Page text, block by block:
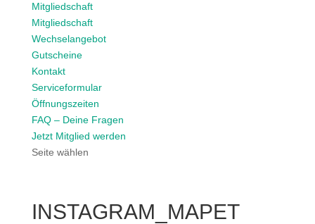
Mitgliedschaft
Mitgliedschaft
Wechselangebot
Gutscheine
Kontakt
Serviceformular
Öffnungszeiten
FAQ – Deine Fragen
Jetzt Mitglied werden
Seite wählen
INSTAGRAM_MAPET